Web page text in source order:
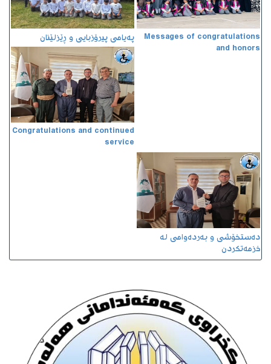
Messages of congratulations
and honors
پەیامی پیرۆزبایی و ڕێزلێنان
Congratulations and continued
service
دەستخۆشی و بەردەوامی لە
خزمەتکردن